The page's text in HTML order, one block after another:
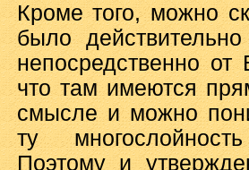
Кроме того, можно
было
непосредственно
что там имеются
смысле и можно
ту
Поэтому и